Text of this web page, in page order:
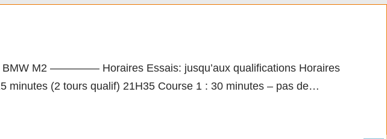
M2 ————– Horaires Essais: jusqu’aux qualifications Horaires
minutes (2 tours qualif) 21H35 Course 1 : 30 minutes – pas de…